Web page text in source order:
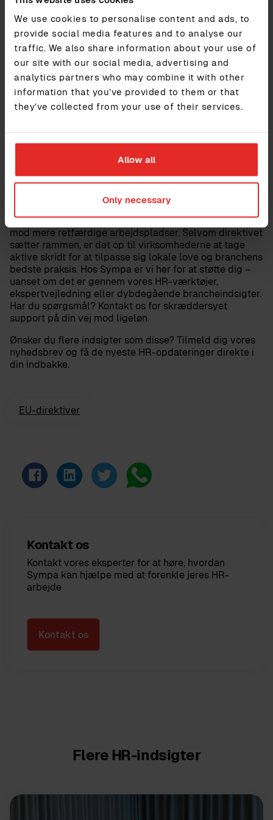
We use cookies to personalise content and ads, to
provide social media features and to analyse our
traffic. We also share information about your use of
our site with our social media, advertising and
analytics partners who may combine it with other
information that you’ve provided to them or that
they’ve collected from your use of their services.
Allow all
Only necessary
gange være en gyldig begrundelse. Men hvis forskellen
fortsætter uden grund, er det tid til at tage handling og
sikre retfærdighed.
Hvor kan virksomheder finde
vejledning om jobevalueringer?
system, der passer til din virksomheds unikke behov.
Sympa ogPihrstår klar til at hjælpe dig med at finde
den perfekte løsning.
Løngennemsigtighed er en vigtig, men kompleks rejse
mod mere retfærdige arbejdspladser. Selvom direktivet
sætter rammen, er det op til virksomhederne at tage
aktive skridt for at tilpasse sig lokale love og branchens
bedste praksis. Hos Sympa er vi her for at støtte dig –
uanset om det er gennem vores HR-værktøjer,
ekspertvejledning eller dybdegående brancheindsigter.
Har du spørgsmål? Kontakt os for skræddersyet
support på din vej mod ligeløn.
Ønsker du flere indsigter som disse? Tilmeld dig vores
nyhedsbrev og få de nyeste HR-opdateringer direkte i
din indbakke.
EU-direktiver
Kontakt os
Kontakt vores eksperter for at høre, hvordan
Sympa kan hjælpe med at forenkle jeres HR-
arbejde
Kontakt os
Flere HR-indsigter